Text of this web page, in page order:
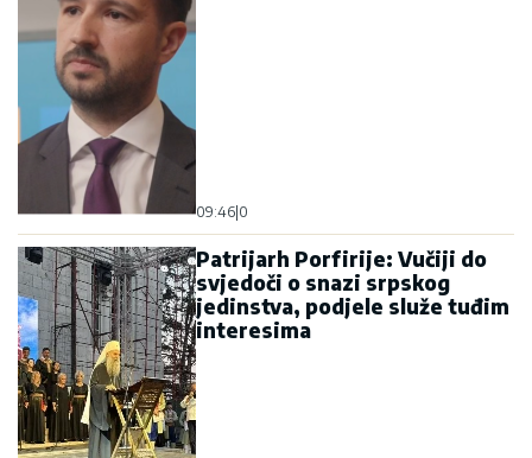
09:46 0
Patrijarh Porfirije: Vučiji do
svjedoči o snazi srpskog
jedinstva, podjele služe tuđim
interesima